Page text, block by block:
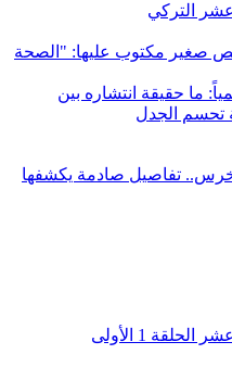
التركي
ما حقيقة انتشاره بين
تحسم الجدل
تفاصيل صادمة يكشفها
1 الأولى